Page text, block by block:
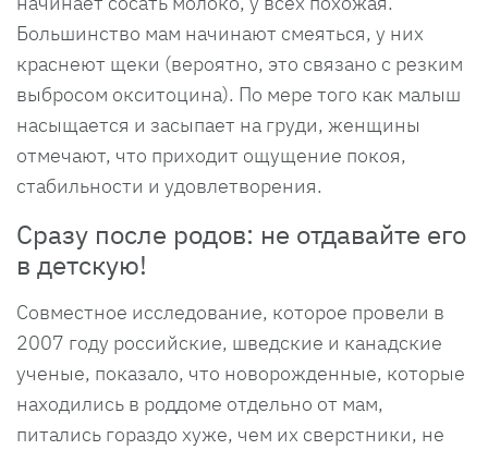
Большинство мам начинают смеяться, у них
краснеют щеки (вероятно, это связано с резким
выбросом окситоцина). По мере того как малыш
насыщается и засыпает на груди, женщины
отмечают, что приходит ощущение покоя,
стабильности и удовлетворения.
Сразу после родов: не отдавайте его
в детскую!
Совместное исследование, которое провели в
2007 году российские, шведские и канадские
ученые, показало, что новорожденные, которые
находились в роддоме отдельно от мам,
питались гораздо хуже, чем их сверстники, не